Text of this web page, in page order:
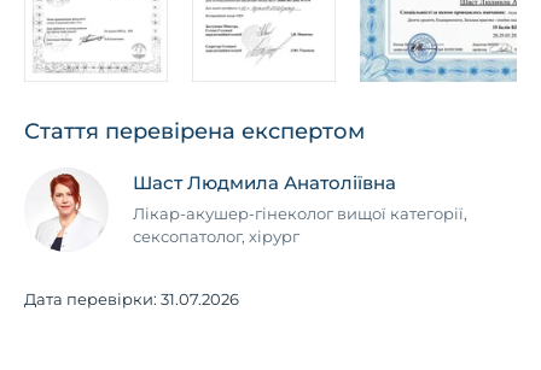
Стаття перевірена експертом
Шаст Людмила Анатоліївна
Лікар-акушер-гінеколог вищої категорії,
сексопатолог, хірург
Дата перевірки: 31.07.2026